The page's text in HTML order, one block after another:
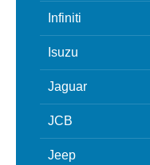
Infiniti
Isuzu
Jaguar
JCB
Jeep